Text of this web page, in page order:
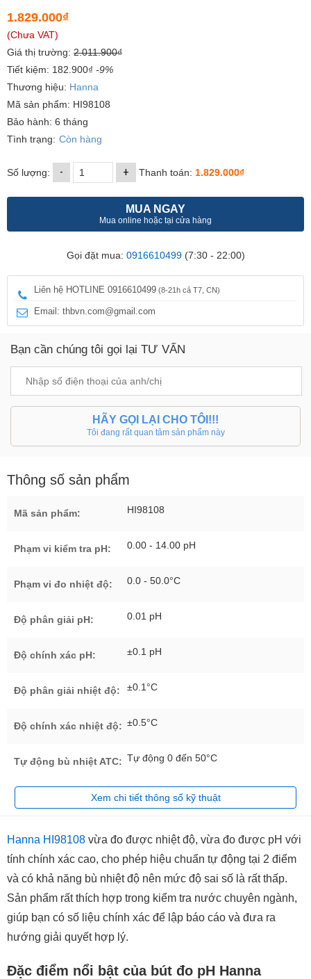
1.829.000₫
(Chưa VAT)
Giá thị trường: 2.011.900₫
Tiết kiệm: 182.900₫ -9%
Thương hiệu: Hanna
Mã sản phẩm: HI98108
Bảo hành: 6 tháng
Tình trạng: Còn hàng
Số lượng: - + Thanh toán: 1.829.000₫
MUA NGAY
Mua online hoặc tại cửa hàng
Gọi đặt mua: 0916610499(7:30 - 22:00)
Liên hệ HOTLINE 0916610499 (8-21h cả T7, CN)
Email: thbvn.com@gmail.com
Bạn cần chúng tôi gọi lại TƯ VẤN
HÃY GỌI LẠI CHO TÔI!!!
Tôi đang rất quan tâm sản phẩm này
Thông số sản phẩm
Mã sản phẩm: HI98108
Phạm vi kiểm tra pH: 0.00 - 14.00 pH
Phạm vi đo nhiệt độ: 0.0 - 50.0°C
Độ phân giải pH: 0.01 pH
Độ chính xác pH: ±0.1 pH
Độ phân giải nhiệt độ: ±0.1°C
Độ chính xác nhiệt độ: ±0.5°C
Tự động bù nhiệt ATC: Tự động 0 đến 50°C
Xem chi tiết thông số kỹ thuật
Hanna HI98108 vừa đo được nhiệt độ, vừa đo được pH với
tính chính xác cao, cho phép hiệu chuẩn tự động tại 2 điểm
và có khả năng bù nhiệt độ nên mức độ sai số là rất thấp.
Sản phẩm rất thích hợp trong kiểm tra nước chuyên ngành,
giúp bạn có số liệu chính xác để lập báo cáo và đưa ra
hướng giải quyết hợp lý.
Đặc điểm nổi bật của bút đo pH Hanna